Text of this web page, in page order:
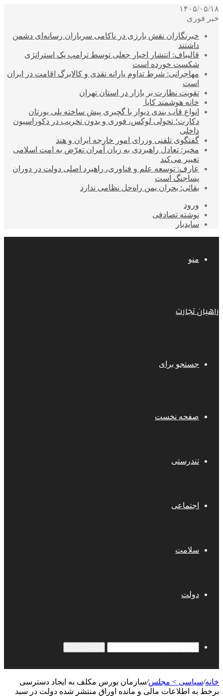
۱۴۰۵/۰۵/۱۸
خبر فوری
خبرنگاران نقش بارزی در ناکامی سربازان رسانه‌ای دشمن
داشتند
قالیباف: انتشار اخبار جعلی توسط ترامپ یک استراتژی
شکست خورده است
مهاجرانی: شرط تداوم یارانه نقدی و کالابرگ اقامت در ایران
است
تقویت نظارت بر بازار در استان تهران
خانه هوشمند کایا
انواع قاب بندی دیوار با گچبری پیش ساخته پلی یورتان
دکارت؛ تحولی لوکس، فوری و بدون تخریب در دکوراسیون
داخلی
گفتگوی تلفنی وزرای امور خارجه ایران و هند
مخبر: تعادل راهبردی به زیان آمران تعرّض به امت اسلامی
تغییر می‌کند
عارف: توسعه علم و فناوری، راهبرد اصلی دولت در دوران
پساجنگ است
بقائی: بحران یمن راه‌حل نظامی ندارد
ورود
نوشته تصادفی
سایدبار
منو
راهیان تجارت
جستجو برای
صفحه نخست
تندرستی
اجتماعی
سلامت
دولت
خانه/سیاسی > مجلس/سازمان بورس مکلف به ایجاد دسترسی
برخط به اطلاعات مالی و مانده اوراق منتشر شده دولت در سبد